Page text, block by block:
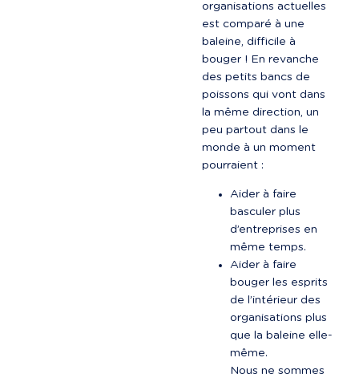
organisations actuelles
est comparé à une
baleine, difficile à
bouger ! En revanche
des petits bancs de
poissons qui vont dans
la même direction, un
peu partout dans le
monde à un moment
pourraient :
Aider à faire
basculer plus
d’entreprises en
même temps.
Aider à faire
bouger les esprits
de l’intérieur des
organisations plus
que la baleine elle-
même.
Nous ne sommes